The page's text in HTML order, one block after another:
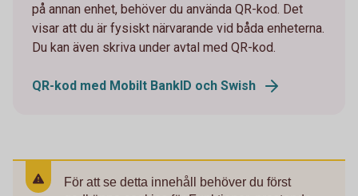
på annan enhet, behöver du använda QR-kod. Det
visar att du är fysiskt närvarande vid båda enheterna.
Du kan även skriva under avtal med QR-kod.
QR-kod med Mobilt BankID och Swish
För att se detta innehåll behöver du först